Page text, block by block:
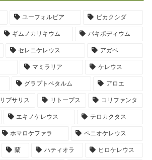
ユーフォルビア ビカクシダ
ギムノカリキウム パキポディウム
セレニケレウス アガベ
マミラリア ケレウス
グラプトペタルム アロエ
リプサリス リトープス コリファンタ
エキノケレウス テロカクタス
ホマロケファラ ペニオケレウス
蘭 ハティオラ ヒロケレウス